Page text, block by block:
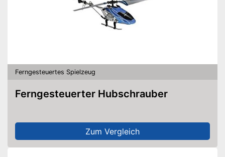
Ferngesteuertes Spielzeug
Ferngesteuerter Hubschrauber
Zum Vergleich